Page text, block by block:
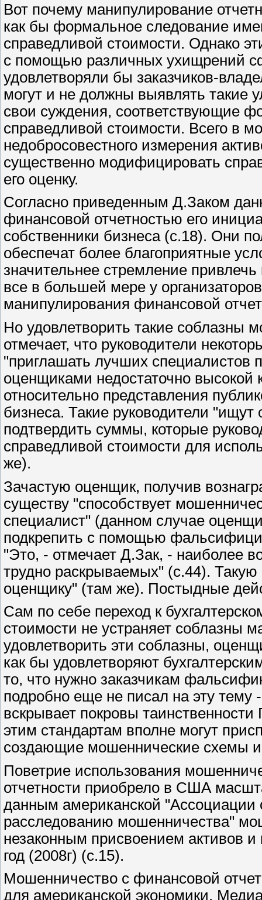
Вот почему манипулирование
как бы формальное следование
справедливой стоимости. Однако
с помощью различных ухищрений
удовлетворяли бы заказчиков-
могут и не должны выявлять такие
свои суждения, соответствующие
справедливой стоимости. Всего в
недобросовестного измерения
существенно модифицировать
его оценку.
Согласно приведенным Д.Заком
финансовой отчетностью его
собственники бизнеса (с.18). Они
обеспечат более благоприятные
значительнее стремление
все в большей мере у
манипулирования финансовой
Но удовлетворить такие соблазны
отмечает, что руководители
"приглашать лучших специалистов
оценщиками недостаточно высокой
относительно представления
бизнеса. Такие руководители "ищут
подтвердить суммы, которые
справедливой стоимости для
же).
Зачастую оценщик, получив
существу "способствует
специалист" (данном случае
подкрепить с помощью
"Это, - отмечает Д.Зак, - наиболее
трудно раскрываемых" (с.44). Такую
оценщику" (там же). Постыдные
Сам по себе переход к
стоимости не устраняет соблазны
удовлетворить эти соблазны,
как бы удовлетворяют
то, что нужно заказчикам
подробно еще не писал на эту тему
вскрывает покровы
этим стандартам вполне могут
создающие мошеннические схемы
Поветрие использования
отчетности приобрело в США
данным американской
расследованию мошенничества"
незаконным присвоением активов и
год (2008г) (с.15).
Мошенничество с финансовой
для американской экономики.